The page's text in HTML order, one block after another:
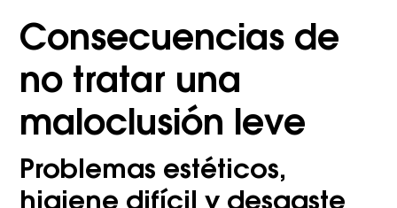
Consecuencias de
no tratar una
maloclusión leve
Problemas estéticos,